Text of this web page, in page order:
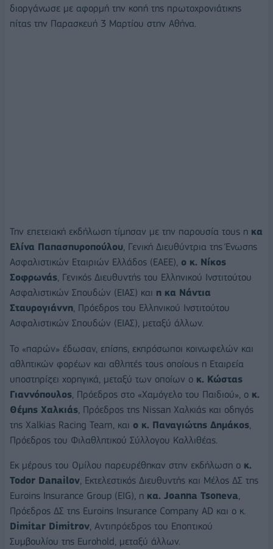
διοργάνωσε με αφορμή την κοπή της πρωτοχρονιάτικης
πίτας την Παρασκευή 3 Μαρτίου στην Αθήνα.
Την επετειακή εκδήλωση τίμησαν με την παρουσία τους η κα
Ελίνα Παπασπυροπούλου , Γενική Διευθύντρια της Ένωσης
Ασφαλιστικών Εταιριών Ελλάδος (ΕΑΕΕ), ο κ. Νίκος
Σοφρωνάς , Γενικός Διευθυντής του Ελληνικού Ινστιτούτου
Ασφαλιστικών Σπουδών (ΕΙΑΣ) και η κα Νάντια
Σταυρογιάννη , Πρόεδρος του Ελληνικού Ινστιτούτου
Ασφαλιστικών Σπουδών (ΕΙΑΣ), μεταξύ άλλων.
Το «παρών» έδωσαν, επίσης, εκπρόσωποι κοινωφελών και
αθλητικών φορέων και αθλητές τους οποίους η Εταιρεία
υποστηρίζει χορηγικά, μεταξύ των οποίων ο κ. Κώστας
Γιαννόπουλος , Πρόεδρος στο «Χαμόγελο του Παιδιού», ο κ.
Θέμης Χαλκιάς , Πρόεδρος της Nissan Χαλκιάς και οδηγός
της Xalkias Racing Team, και ο κ. Παναγιώτης Δημάκος
Πρόεδρος του Φιλαθλητικού Σύλλογου Καλλιθέας.
Εκ μέρους του Ομίλου παρευρέθηκαν στην εκδήλωση ο κ.
Todor Danailov, Εκτελεστικός Διευθυντής και Μέλος ΔΣ της
Euroins Insurance Group (EIG), η κα. Joanna Tsoneva,
Πρόεδρος ΔΣ της Euroins Insurance Company AD και ο κ.
Dimitar Dimitrov, Αντιπρόεδρος του Εποπτικού
Συμβουλίου της Eurohold, μεταξύ άλλων.